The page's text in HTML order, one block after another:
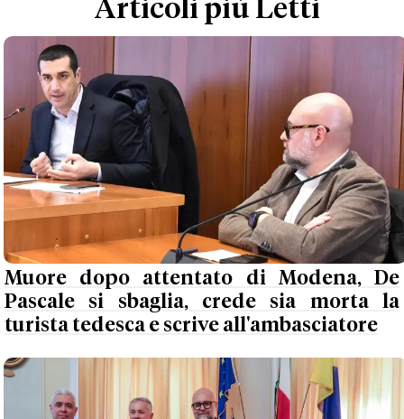
Articoli più Letti
Muore dopo attentato di Modena, De
Pascale si sbaglia, crede sia morta la
turista tedesca e scrive all'ambasciatore